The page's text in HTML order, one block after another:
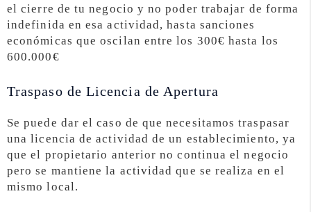
el cierre de tu negocio y no poder trabajar de forma
indefinida en esa actividad, hasta sanciones
económicas que oscilan entre los 300€ hasta los
600.000€
Traspaso de Licencia de Apertura
Se puede dar el caso de que necesitamos traspasar
una licencia de actividad de un establecimiento, ya
que el propietario anterior no continua el negocio
pero se mantiene la actividad que se realiza en el
mismo local.